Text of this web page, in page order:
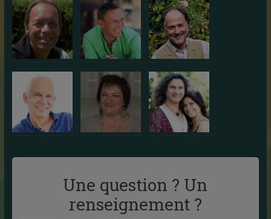
Une question ? Un
renseignement ?